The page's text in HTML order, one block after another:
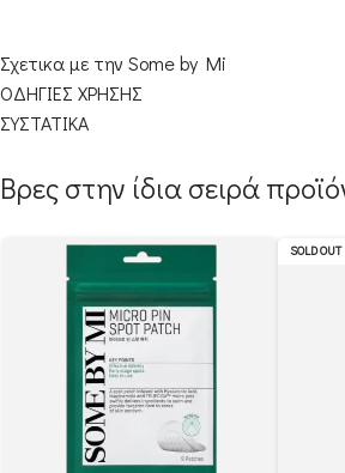
Σχετικα με την Some by Mi
ΟΔΗΓΙΕΣ ΧΡΗΣΗΣ
ΣΥΣΤΑΤΙΚΑ
Βρες στην ίδια σειρά
SOLD OUT